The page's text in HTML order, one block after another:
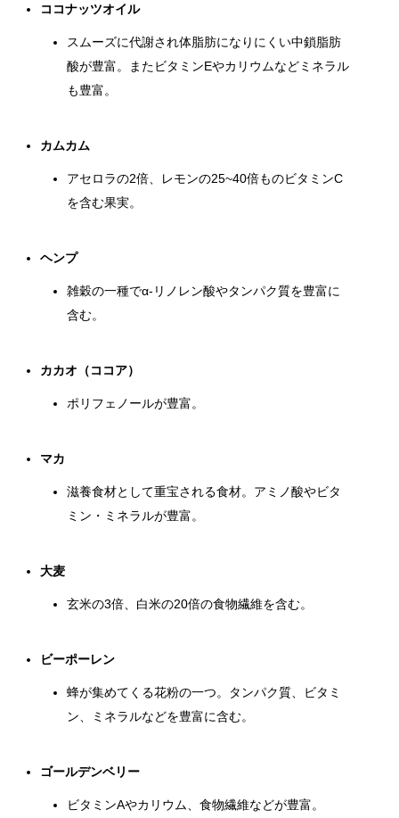
ココナッツオイル
スムーズに代謝され体脂肪になりにくい中鎖脂肪
酸が豊富。またビタミンEやカリウムなどミネラル
も豊富。
カムカム
アセロラの2倍、レモンの25~40倍ものビタミンC
を含む果実。
ヘンプ
雑穀の一種でα-リノレン酸やタンパク質を豊富に
含む。
カカオ（ココア）
ポリフェノールが豊富。
マカ
滋養食材として重宝される食材。アミノ酸やビタ
ミン・ミネラルが豊富。
大麦
玄米の3倍、白米の20倍の食物繊維を含む。
ビーポーレン
蜂が集めてくる花粉の一つ。タンパク質、ビタミ
ン、ミネラルなどを豊富に含む。
ゴールデンベリー
ビタミンAやカリウム、食物繊維などが豊富。